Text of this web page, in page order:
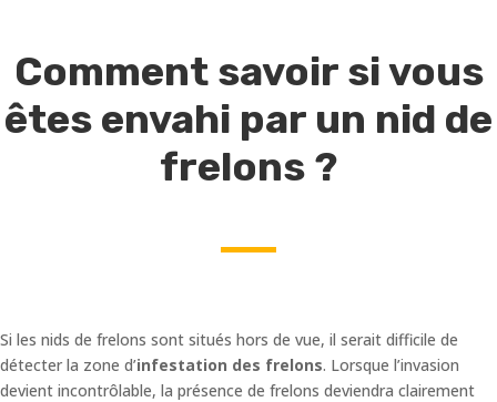
Comment savoir si vous
êtes envahi par un nid de
frelons ?
Si les nids de frelons sont situés hors de vue, il serait difficile de
détecter la zone d’infestation des frelons. Lorsque l’invasion
devient incontrôlable, la présence de frelons deviendra clairement